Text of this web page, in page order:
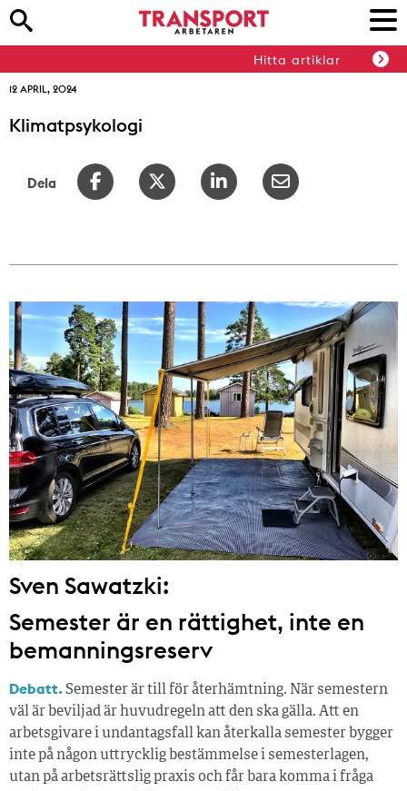
Hitta artiklar
12 APRIL, 2024
Klimatpsykologi
Dela
Sven Sawatzki:
Semester är en rättighet, inte en
bemanningsreserv
Debatt.Semester är till för återhämtning. När semestern
väl är beviljad är huvudregeln att den ska gälla. Att en
arbetsgivare i undantagsfall kan återkalla semester bygger
inte på någon uttrycklig bestämmelse i semesterlagen,
utan på arbetsrättslig praxis och får bara komma i fråga